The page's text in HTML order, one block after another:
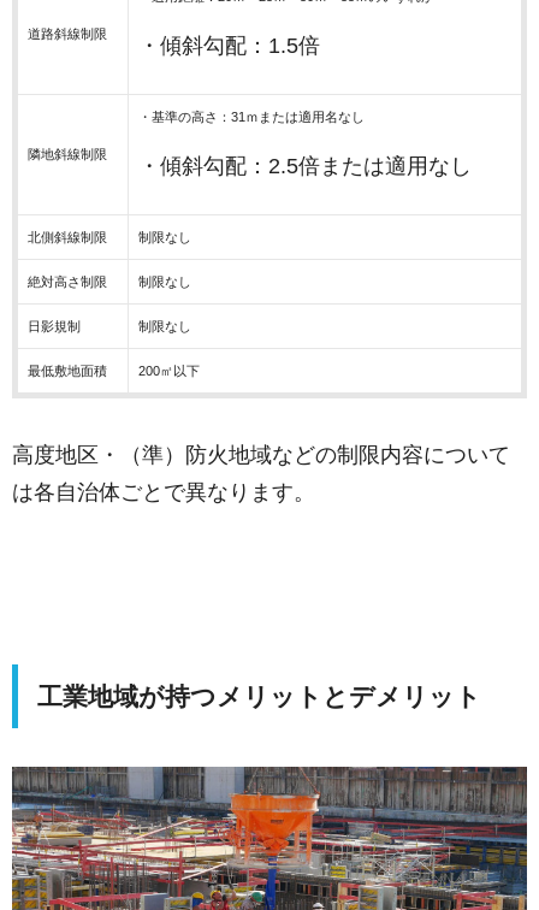
道路斜線制限 ・傾斜勾配：1.5倍
隣地斜線制限
・基準の高さ：31ｍまたは適用名なし
・傾斜勾配：2.5倍または適用なし
北側斜線制限 制限なし
絶対高さ制限 制限なし
日影規制 制限なし
最低敷地面積 200㎡以下
高度地区・（準）防火地域などの制限内容について
は各自治体ごとで異なります。
工業地域が持つメリットとデメリット